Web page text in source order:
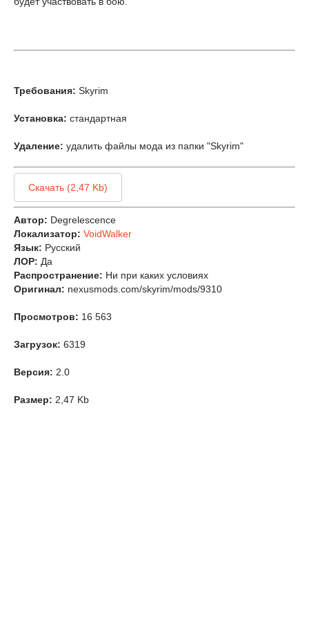
Требования: Skyrim
Установка: стандартная
Удаление: удалить файлы мода из папки "Skyrim"
Скачать (2,47 Kb)
Автор: Degrelescence
Локализатор: VoidWalker
Язык: Русский
ЛОР: Да
Распространение: Ни при каких условиях
Оригинал: nexusmods.com/skyrim/mods/9310
Просмотров: 16 563
Загрузок: 6319
Версия: 2.0
Размер: 2,47 Kb